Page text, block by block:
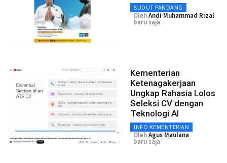
SUDUT PANDANG
OlehAndi Muhammad Rizal
baru saja
Kementerian
Ketenagakerjaan
Ungkap Rahasia Lolos
Seleksi CV dengan
Teknologi AI
INFO KEMENTERIAN
OlehAgus Maulana
baru saja